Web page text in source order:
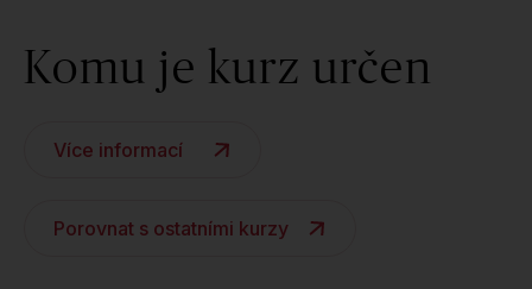
Komu je kurz určen
Více informací
Porovnat s ostatními kurzy